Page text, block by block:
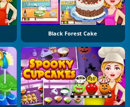
Black Forest Cake